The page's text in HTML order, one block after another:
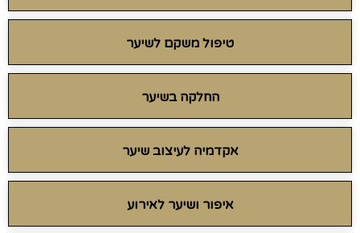
טיפול משקם לשיער
החלקה בשיער
אקדמיה לעיצוב שיער
איפור ושיער לאירוע